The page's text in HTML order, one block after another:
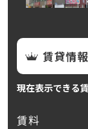
賃貸情報
現在表示できる
賃料